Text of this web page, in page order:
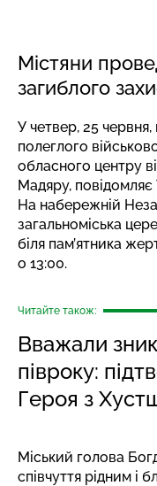
Містяни
загиблого
У четвер, 25
полеглого
обласного центру
Мадяру, повідомляє
На набережній
загальноміська
біля пам’ятника
о 13:00.
Читайте також:
Вважали
півроку:
Героя з
Міський голова
співчуття рідним і